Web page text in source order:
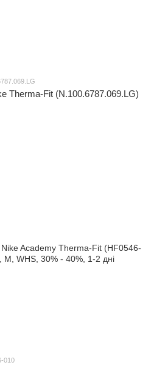
Therma-Fit (N.100.6787.069.LG)
010